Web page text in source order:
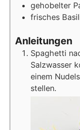
gehobelter
frisches
Anleitungen
Spaghetti
Salzwasser
einem
stellen.